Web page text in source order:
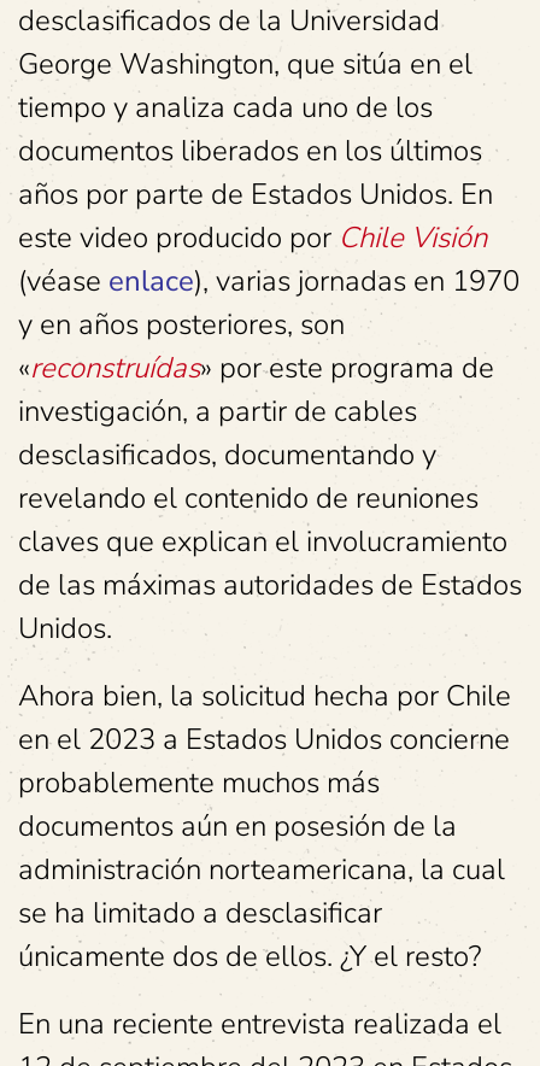
desclasificados de la Universidad
George Washington, que sitúa en el
tiempo y analiza cada uno de los
documentos liberados en los últimos
años por parte de Estados Unidos. En
este video producido por Chile Visión
(véase enlace), varias jornadas en 1970
y en años posteriores, son
«reconstruídas» por este programa de
investigación, a partir de cables
desclasificados, documentando y
revelando el contenido de reuniones
claves que explican el involucramiento
de las máximas autoridades de Estados
Unidos.
Ahora bien, la solicitud hecha por Chile
en el 2023 a Estados Unidos concierne
probablemente muchos más
documentos aún en posesión de la
administración norteamericana, la cual
se ha limitado a desclasificar
únicamente dos de ellos. ¿Y el resto?
En una reciente entrevista realizada el